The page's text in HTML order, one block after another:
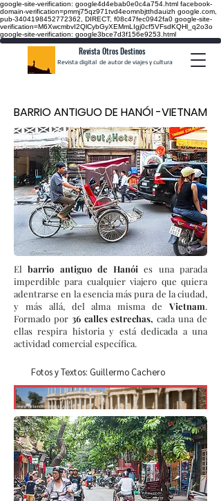
google-site-verification: google4d4ebab0e0c4a754.html facebook-
domain-verification=pmmj75qz971tvd4eomnbjtthdauizh google.com,
pub-3404198452772362, DIRECT, f08c47fec0942fa0 google-site-
verification=M6XwcmbvI2QlCybGyXEMmLIgj0cf5VFsdKQHl_q2o3o
google-site-verification: google3bce7d3f156e9253.html
Revista Otros Destinos
Revista digital de autor de viajes y cultura
BARRIO ANTIGUO DE HANÓI -VIETNAM
Elbarrio antiguo de Hanóies una parada
imperdible para cualquier viajero que quiera
adentrarse en la esencia más pura de la ciudad,
y más allá, del alma misma de Vietnam.
Formado por 36 calles estrechas, cada una de
ellas respira historia y está dedicada a una
actividad comercial específica.
Fotos y Textos: Guillermo Cachero